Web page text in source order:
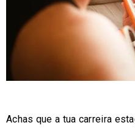
Achas que a tua carreira